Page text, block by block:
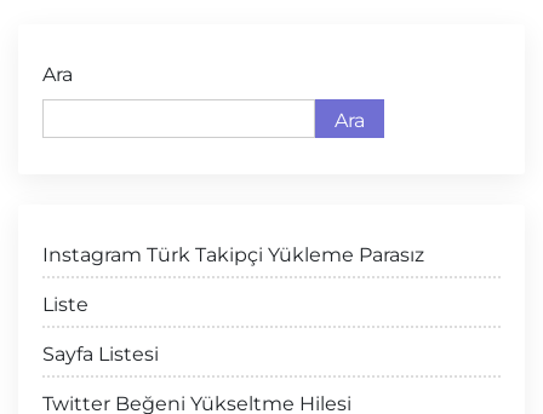
Ara
Ara
Instagram Türk Takipçi Yükleme Parasız
Liste
Sayfa Listesi
Twitter Beğeni Yükseltme Hilesi